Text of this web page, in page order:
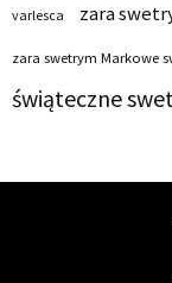
varlesca zara
zara swetrym Markowe
świąteczne